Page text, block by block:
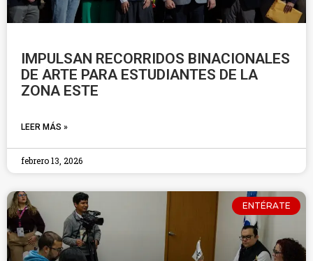
IMPULSAN RECORRIDOS BINACIONALES
DE ARTE PARA ESTUDIANTES DE LA
ZONA ESTE
LEER MÁS »
febrero 13, 2026
ENTÉRATE